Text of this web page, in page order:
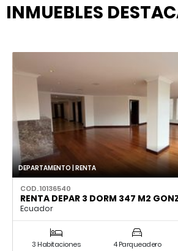
INMUEBLES
DEPARTAMENTO | RENTA
COD. 10136540
RENTA DEPAR 3 DORM 347 M2
Ecuador
3 Habitaciones 4 Parqueadero